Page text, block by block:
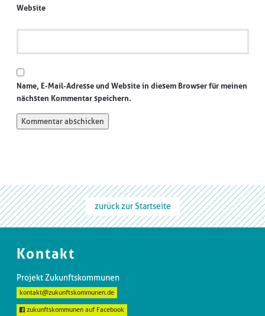
Website
Name, E-Mail-Adresse und Website in diesem Browser für meinen
nächsten Kommentar speichern.
zurück zur Startseite
Kontakt
Projekt Zukunftskommunen
kontakt@zukunftskommunen.de
zukunftskommunen auf Facebook